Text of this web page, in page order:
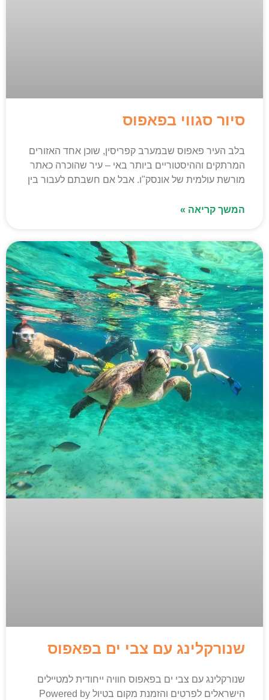
סיור סגווי בפאפוס
בלב העיר פאפוס שבמערב קפריסין, שוכן אחד האזורים
המרתקים וההיסטוריים ביותר באי – עיר שהוכרה כאתר
מורשת עולמית של אונסק"ו. אבל אם חשבתם לעבור בין
המשך קריאה »
שנורקלינג עם צבי ים בפאפוס
שנורקלינג עם צבי ים בפאפוס חוויה ייחודית למטיילים
הישראלים לפרטים והזמנת מקום בטיול Powered by